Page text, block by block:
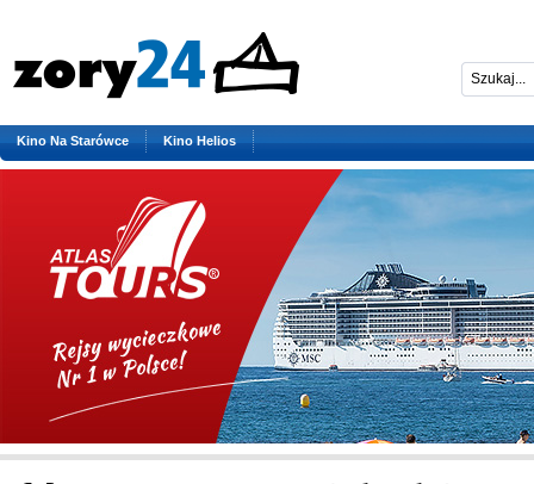
Kino Na Starówce Kino Helios